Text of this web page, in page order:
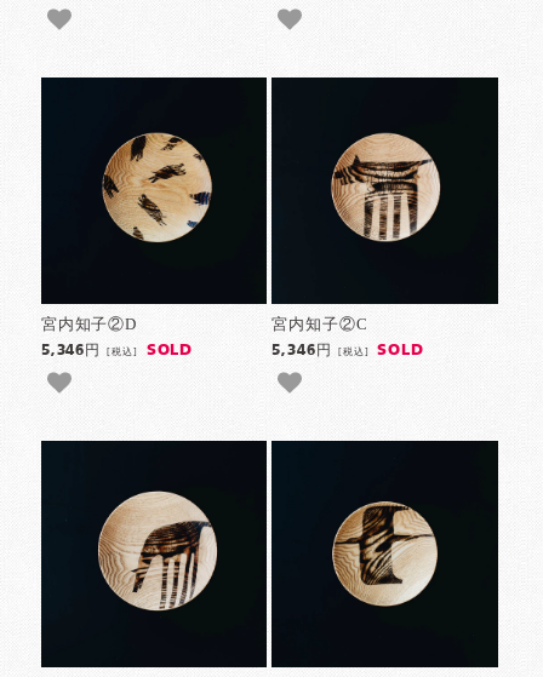
宮内知子②D
5,346円[税込] SOLD
宮内知子②C
5,346円 [税込] SOLD